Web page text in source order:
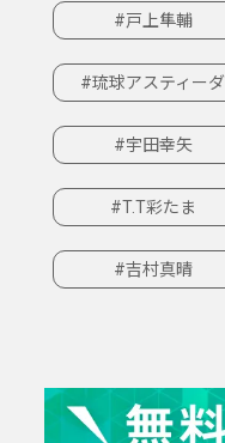
#戸上隼輔
#琉球アスティーダ
#宇田幸矢
#T.T彩たま
#吉村真晴